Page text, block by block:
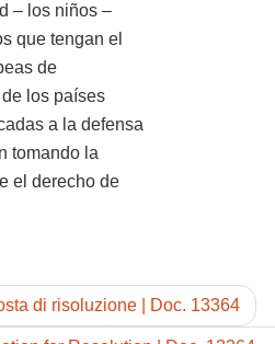
– los niños –
que tengan el
de
los países
a la defensa
tomando la
el derecho de
di risoluzione | Doc. 13364